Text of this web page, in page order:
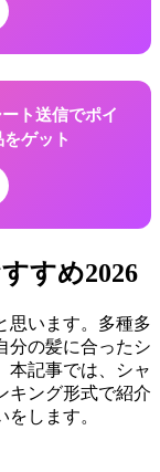
ト送信でポイ
ゲット
すめ2026
思います。多種多
分の髪に合ったシ
本記事では、シャ
キング形式で紹介
します。